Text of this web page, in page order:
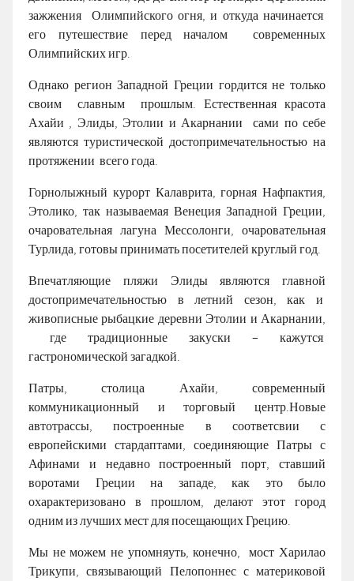
зажжения Олимпийского огня, и откуда начинается
его путешествие перед началом современных
Олимпийских игр.
Однако регион Западной Греции гордится не только
своим славным прошлым. Естественная красота
Ахайи , Элиды, Этолии и Акарнании сами по себе
являются туристической достопримечательностью на
протяжении всего года.
Горнолыжный курорт Калаврита, горная Нафпактия,
Этолико, так называемая Венеция Западной Греции,
очаровательная лагуна Мессолонги, очаровательная
Турлида, готовы принимать посетителей круглый год.
Впечатляющие пляжи Элиды являются главной
достопримечательностью в летний сезон, как и
живописные рыбацкие деревни Этолии и Акарнании,
где традиционные закуски – кажутся
гастрономической загадкой.
Патры, столица Ахайи, современный
коммуникационный и торговый центр.Новые
автотрассы, построенные в соответсвии с
европейскими стардаптами, соединяющие Патры с
Афинами и недавно построенный порт, ставший
воротами Греции на западе, как это было
охарактеризовано в прошлом, делают этот город
одним из лучших мест для посещающих Грецию.
Мы не можем не упомняуть, конечно, мост Харилао
Трикупи, связывающий Пелопоннес с материковой